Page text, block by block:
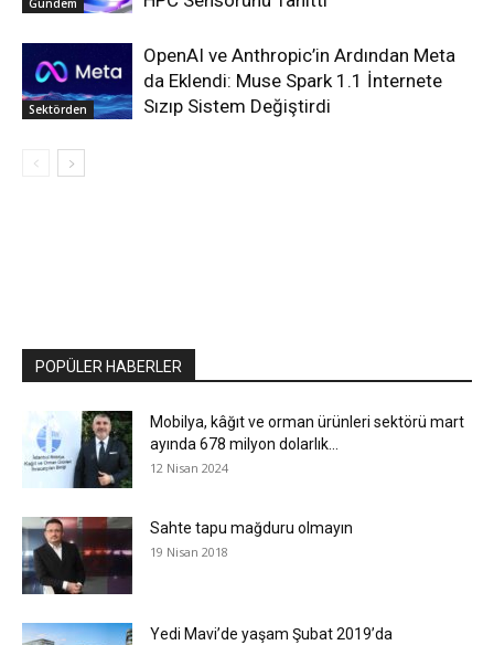
Gündem
Sektörden
OpenAI ve Anthropic’in Ardından Meta
da Eklendi: Muse Spark 1.1 İnternete
Sızıp Sistem Değiştirdi
POPÜLER HABERLER
Mobilya, kâğıt ve orman ürünleri sektörü mart
ayında 678 milyon dolarlık...
12 Nisan 2024
Sahte tapu mağduru olmayın
19 Nisan 2018
Yedi Mavi’de yaşam Şubat 2019’da